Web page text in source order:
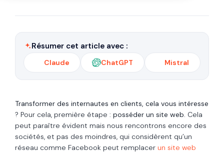
Résumer cet article avec :
Claude ChatGPT Mistral
Transformer des internautes en clients, cela vous intéresse
? Pour cela, première étape : posséder un site web. Cela
peut paraître évident mais nous rencontrons encore des
sociétés, et pas des moindres, qui considèrent qu’un
réseau comme Facebook peut remplacer un site web